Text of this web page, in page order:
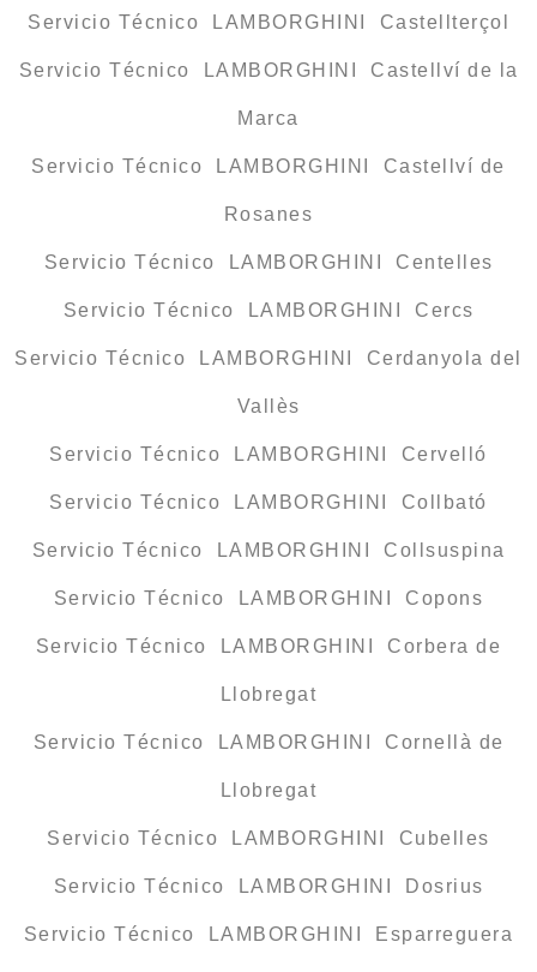
Servicio Técnico LAMBORGHINI Castellterçol
Servicio Técnico LAMBORGHINI Castellví de la
Marca
Servicio Técnico LAMBORGHINI Castellví de
Rosanes
Servicio Técnico LAMBORGHINI Centelles
Servicio Técnico LAMBORGHINI Cercs
Servicio Técnico LAMBORGHINI Cerdanyola del
Vallès
Servicio Técnico LAMBORGHINI Cervelló
Servicio Técnico LAMBORGHINI Collbató
Servicio Técnico LAMBORGHINI Collsuspina
Servicio Técnico LAMBORGHINI Copons
Servicio Técnico LAMBORGHINI Corbera de
Llobregat
Servicio Técnico LAMBORGHINI Cornellà de
Llobregat
Servicio Técnico LAMBORGHINI Cubelles
Servicio Técnico LAMBORGHINI Dosrius
Servicio Técnico LAMBORGHINI Esparreguera